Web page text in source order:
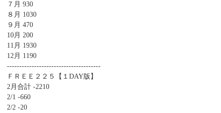
７月 930
８月 1030
９月 470
10月 200
11月 1930
12月 1190
--------------------------------------
ＦＲＥＥ２２５【１DAY版】
2月合計 -2210
2/1 -660
2/2 -20